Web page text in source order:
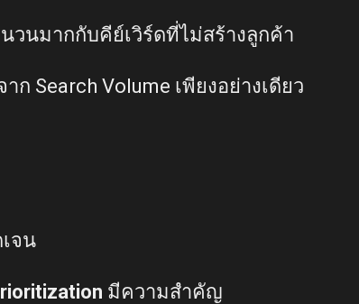
นมากกับคีย์เวิร์ดที่ไม่สร้างลูกค้า
ก Search Volume เพียงอย่างเดียว
จน
มีความสำคัญ